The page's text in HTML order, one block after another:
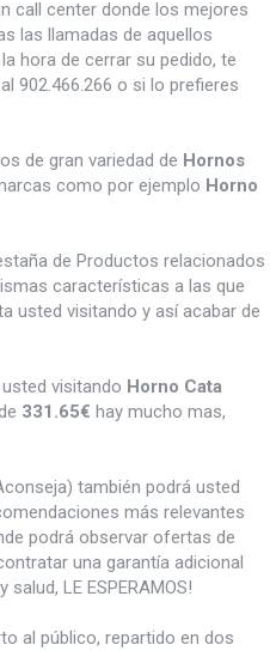
call center donde los mejores
las llamadas de aquellos
hora de cerrar su pedido, te
902.466.266 o si lo prefieres
de gran variedad de Hornos
como por ejemplo Horno
de Productos relacionados
características a las que
usted visitando y así acabar de
visitando Horno Cata
331.65€ hay mucho mas,
también podrá usted
más relevantes
podrá observar ofertas de
una garantía adicional
LE ESPERAMOS!
al público, repartido en dos